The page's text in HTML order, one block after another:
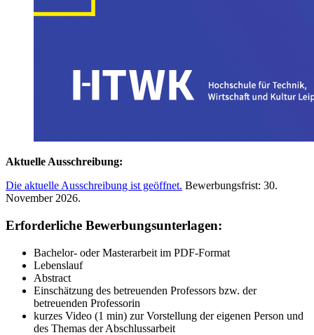
Aktuelle Ausschreibung:
Die aktuelle Ausschreibung ist geöffnet. Bewerbungsfrist: 30.
November 2026.
Erforderliche Bewerbungsunterlagen:
Bachelor- oder Masterarbeit im PDF-Format
Lebenslauf
Abstract
Einschätzung des betreuenden Professors bzw. der
betreuenden Professorin
kurzes Video (1 min) zur Vorstellung der eigenen Person und
des Themas der Abschlussarbeit